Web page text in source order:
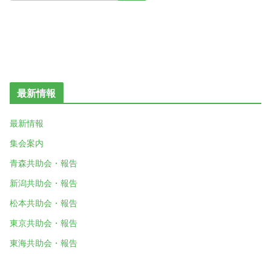
最新情報
最新情報
集会案内
青森共助会・報告
新潟共助会・報告
松本共助会・報告
東京共助会・報告
東海共助会・報告